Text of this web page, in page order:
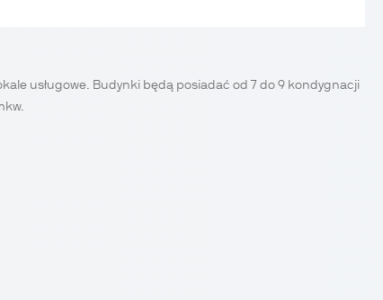
usługowe. Budynki będą posiadać od 7 do 9 kondygnacji